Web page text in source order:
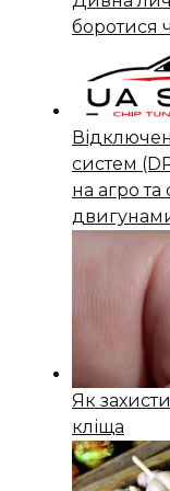
боротися
систем
на агро та
Як
кліща